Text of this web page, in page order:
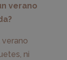
verano
ni